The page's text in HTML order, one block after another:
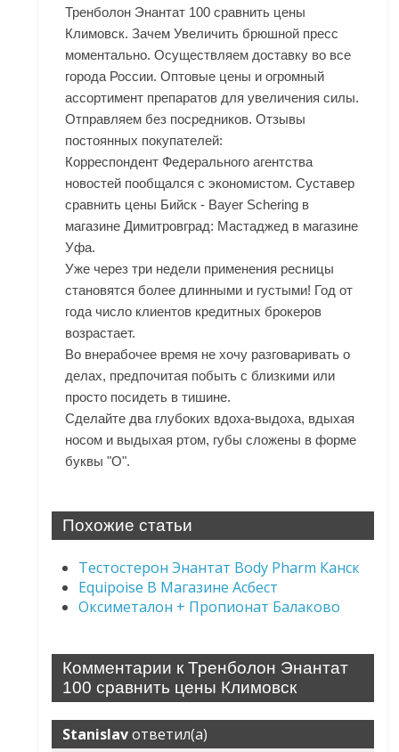
Тренболон Энантат 100 сравнить цены
Климовск. Зачем Увеличить брюшной пресс
моментально. Осуществляем доставку во все
города России. Оптовые цены и огромный
ассортимент препаратов для увеличения силы.
Отправляем без посредников. Отзывы
постоянных покупателей:
Корреспондент Федерального агентства
новостей пообщался с экономистом. Суставер
сравнить цены Бийск - Bayer Schering в
магазине Димитровград: Мастаджед в магазине
Уфа.
Уже через три недели применения ресницы
становятся более длинными и густыми! Год от
года число клиентов кредитных брокеров
возрастает.
Во внерабочее время не хочу разговаривать о
делах, предпочитая побыть с близкими или
просто посидеть в тишине.
Сделайте два глубоких вдоха-выдоха, вдыхая
носом и выдыхая ртом, губы сложены в форме
буквы "О".
Похожие статьи
Тестостерон Энантат Body Pharm Канск
Equipoise В Магазине Асбест
Оксиметалон + Пропионат Балаково
Комментарии к Тренболон Энантат
100 сравнить цены Климовск
Stanislavответил(а)